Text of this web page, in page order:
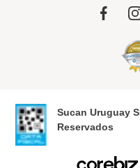
Sucan Uruguay
Reservados